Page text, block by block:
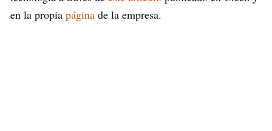
en la propia página de la empresa.